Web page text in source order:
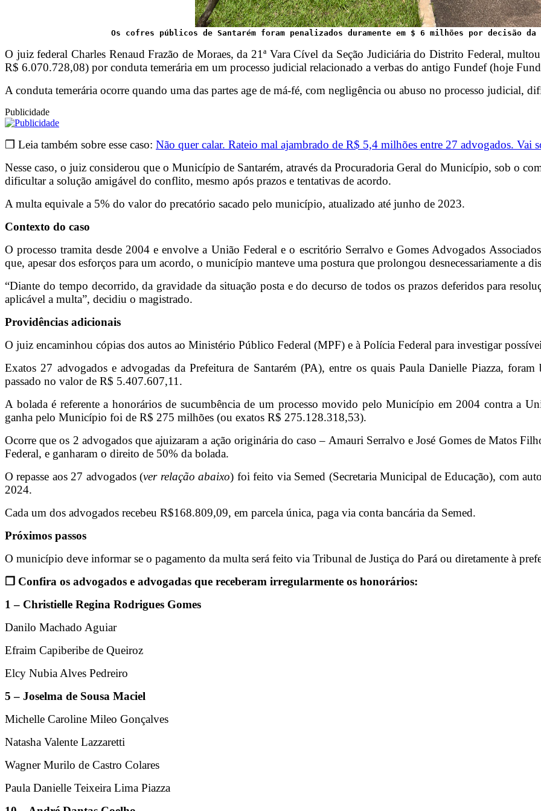
Os cofres públicos de Santarém foram penalizados duramente em $ 6 milhões por decisão
O juiz federal Charles Renaud Frazão de Moraes, da 21ª Vara Cível da Seção Judiciária do Distrito Federal,
R$ 6.070.728,08) por conduta temerária em um processo judicial relacionado a verbas do antigo Fundef (hoje
A conduta temerária ocorre quando uma das partes age de má-fé, com negligência ou abuso no processo judicial,
Publicidade
❒ Leia também sobre esse caso: Não quer calar. Rateio mal ajambrado de R$ 5,4 milhões entre 27 advogados. Vai
Nesse caso, o juiz considerou que o Município de Santarém, através da Procuradoria Geral do Município, sob o
dificultar a solução amigável do conflito, mesmo após prazos e tentativas de acordo.
A multa equivale a 5% do valor do precatório sacado pelo município, atualizado até junho de 2023.
Contexto do caso
O processo tramita desde 2004 e envolve a União Federal e o escritório Serralvo e Gomes Advogados
que, apesar dos esforços para um acordo, o município manteve uma postura que prolongou desnecessariamente a
“Diante do tempo decorrido, da gravidade da situação posta e do decurso de todos os prazos deferidos para
aplicável a multa”, decidiu o magistrado.
Providências adicionais
O juiz encaminhou cópias dos autos ao Ministério Público Federal (MPF) e à Polícia Federal para investigar
Exatos 27 advogados e advogadas da Prefeitura de Santarém (PA), entre os quais Paula Danielle Piazza,
passado no valor de R$ 5.407.607,11.
A bolada é referente a honorários de sucumbência de um processo movido pelo Município em 2004 contra a
ganha pelo Município foi de R$ 275 milhões (ou exatos R$ 275.128.318,53).
Ocorre que os 2 advogados que ajuizaram a ação originária do caso – Amauri Serralvo e José Gomes de Matos
Federal, e ganharam o direito de 50% da bolada.
O repasse aos 27 advogados (ver relação abaixo) foi feito via Semed (Secretaria Municipal de Educação), com
2024.
Cada um dos advogados recebeu R$168.809,09, em parcela única, paga via conta bancária da Semed.
Próximos passos
O município deve informar se o pagamento da multa será feito via Tribunal de Justiça do Pará ou diretamente à
❒ Confira os advogados e advogadas que receberam irregularmente os honorários:
1 – Christielle Regina Rodrigues Gomes
Danilo Machado Aguiar
Efraim Capiberibe de Queiroz
Elcy Nubia Alves Pedreiro
5 – Joselma de Sousa Maciel
Michelle Caroline Mileo Gonçalves
Natasha Valente Lazzaretti
Wagner Murilo de Castro Colares
Paula Danielle Teixeira Lima Piazza